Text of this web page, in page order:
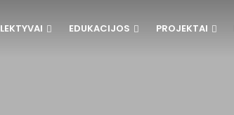
EDUKACIJOS PROJEKTAI